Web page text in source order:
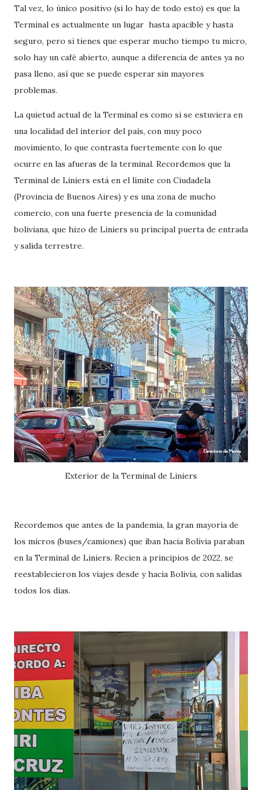
Tal vez, lo único positivo (si lo hay de todo esto) es que la
Terminal es actualmente un lugar hasta apacible y hasta
seguro, pero si tienes que esperar mucho tiempo tu micro,
solo hay un café abierto, aunque a diferencia de antes ya no
pasa lleno, así que se puede esperar sin mayores
problemas.
La quietud actual de la Terminal es como si se estuviera en
una localidad del interior del país, con muy poco
movimiento, lo que contrasta fuertemente con lo que
ocurre en las afueras de la terminal. Recordemos que la
Terminal de Liniers está en el límite con Ciudadela
(Provincia de Buenos Aires) y es una zona de mucho
comercio, con una fuerte presencia de la comunidad
boliviana, que hizo de Liniers su principal puerta de entrada
y salida terrestre.
Exterior de la Terminal de Liniers
Recordemos que antes de la pandemia, la gran mayoría de
los micros (buses/camiones) que iban hacia Bolivia paraban
en la Terminal de Liniers. Recien a principios de 2022, se
reestablecieron los viajes desde y hacia Bolivia, con salidas
todos los días.